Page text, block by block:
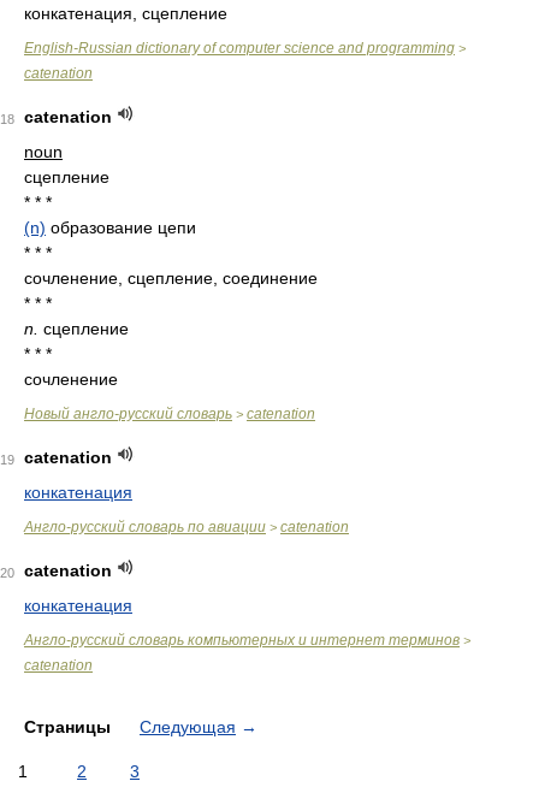
конкатенация, сцепление
English-Russian dictionary of computer science and programming >
catenation
18
catenation
noun
сцепление
* * *
(n) образование цепи
* * *
сочленение, сцепление, соединение
* * *
n. сцепление
* * *
сочленение
Новый англо-русский словарь > catenation
19
catenation
конкатенация
Англо-русский словарь по авиации > catenation
20
catenation
конкатенация
Англо-русский словарь компьютерных и интернет терминов >
catenation
Страницы Следующая →
1 2 3